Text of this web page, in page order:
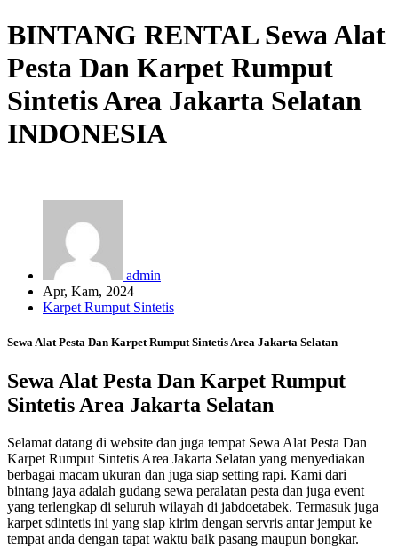
BINTANG RENTAL Sewa Alat
Pesta Dan Karpet Rumput
Sintetis Area Jakarta Selatan
INDONESIA
admin
Apr, Kam, 2024
Karpet Rumput Sintetis
Sewa Alat Pesta Dan Karpet Rumput Sintetis Area Jakarta Selatan
Sewa Alat Pesta Dan Karpet Rumput
Sintetis Area Jakarta Selatan
Selamat datang di website dan juga tempat Sewa Alat Pesta Dan
Karpet Rumput Sintetis Area Jakarta Selatan yang menyediakan
berbagai macam ukuran dan juga siap setting rapi. Kami dari
bintang jaya adalah gudang sewa peralatan pesta dan juga event
yang terlengkap di seluruh wilayah di jabdoetabek. Termasuk juga
karpet sdintetis ini yang siap kirim dengan servris antar jemput ke
tempat anda dengan tapat waktu baik pasang maupun bongkar.